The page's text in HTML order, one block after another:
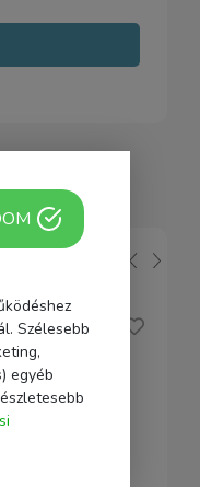
Szélesebb
egyéb